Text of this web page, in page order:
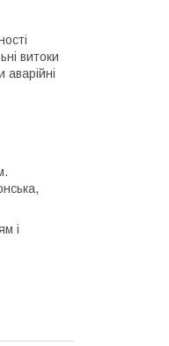
витоки
і